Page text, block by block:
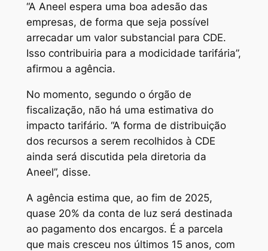
“A Aneel espera uma boa adesão das
empresas, de forma que seja possível
arrecadar um valor substancial para CDE.
Isso contribuiria para a modicidade tarifária”,
afirmou a agência.
No momento, segundo o órgão de
fiscalização, não há uma estimativa do
impacto tarifário. “A forma de distribuição
dos recursos a serem recolhidos à CDE
ainda será discutida pela diretoria da
Aneel”, disse.
A agência estima que, ao fim de 2025,
quase 20% da conta de luz será destinada
ao pagamento dos encargos. É a parcela
que mais cresceu nos últimos 15 anos, com